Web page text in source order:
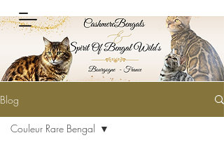
Blog
Couleur Rare Bengal